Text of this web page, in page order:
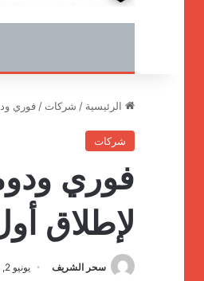
الرئيسية / شركات / فوري
شركات
فوري
لإطلاق
سحر الشريف يونيو 2, 2026